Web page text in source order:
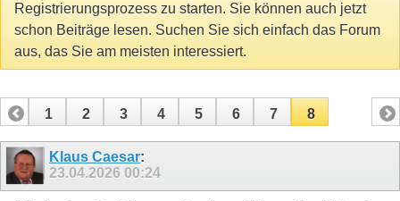
Registrierungsprozess zu starten. Sie können auch jetzt
schon Beiträge lesen. Suchen Sie sich einfach das Forum
aus, das Sie am meisten interessiert.
1 2 3 4 5 6 7 8
Klaus Caesar:
23.04.2026 00:24